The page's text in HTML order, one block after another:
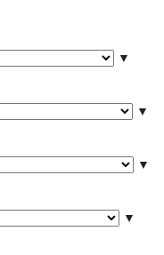
▼
▼
▼
▼